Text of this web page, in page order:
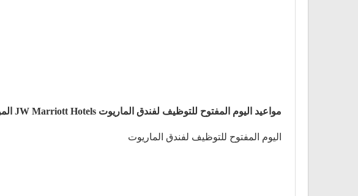
مواعيد اليوم المفتوح للتوظيف لفندق الماريوت JW Marriott Hotels الموافق يوم الاثنين 1 مارس 2021
اليوم المفتوح للتوظيف لفندق الماريوت